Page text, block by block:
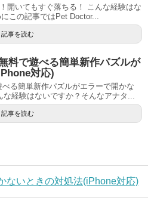
開いてもすぐ落ちる！ こんな経験はな
この記事ではPet Doctor...
記事を読む
料で遊べる簡単新作パズルが
対応)
る簡単新作パズルがエラーで開かな
経験はないですか？そんなアナタ...
記事を読む
ないときの対処法(iPhone対応)